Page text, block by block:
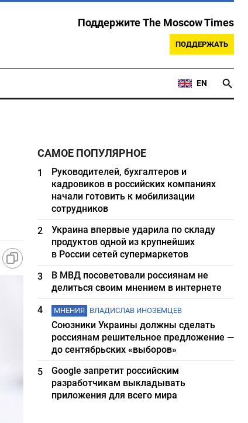
Поддержите The Moscow Times
ПОДДЕРЖАТЬ
EN
САМОЕ ПОПУЛЯРНОЕ
1
Руководителей, бухгалтеров и
кадровиков в российских компаниях
начали готовить к мобилизации
сотрудников
2
Украина впервые ударила по складу
продуктов одной из крупнейших
в России сетей супермаркетов
3
В МВД посоветовали россиянам не
делиться своим мнением в интернете
4
МНЕНИЯ ВЛАДИСЛАВ ИНОЗЕМЦЕВ
Союзники Украины должны сделать
россиянам решительное предложение —
до сентябрьских «выборов»
5
Google запретит российским
разработчикам выкладывать
приложения для всего мира